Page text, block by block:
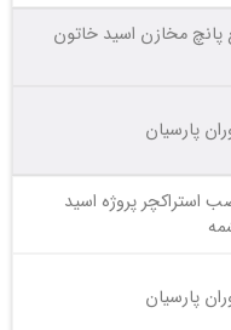
پانچ مخازن اسید خاتون
پارسیان
استراکچر پروژه اسید
پارسیان